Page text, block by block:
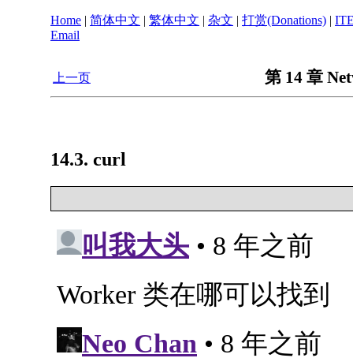
Home | 简体中文 | 繁体中文 | 杂文 | 打赏(Donations) |
Email
上一页 第 14 章
14.3. curl